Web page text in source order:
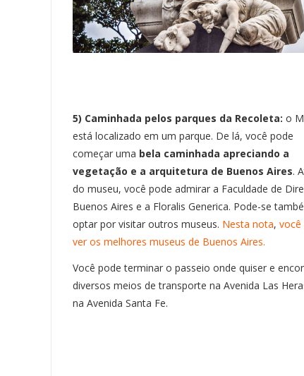
5) Caminhada pelos parques da Recoleta: o
está localizado em um parque. De lá, você pode
começar uma bela caminhada apreciando a
vegetação e a arquitetura de Buenos Aires.
do museu, você pode admirar a Faculdade de
Buenos Aires e a Floralis Generica. Pode-se
optar por visitar outros museus. Nesta nota, você
ver os melhores museus de Buenos Aires.
Você pode terminar o passeio onde quiser e
diversos meios de transporte na Avenida Las
na Avenida Santa Fe.